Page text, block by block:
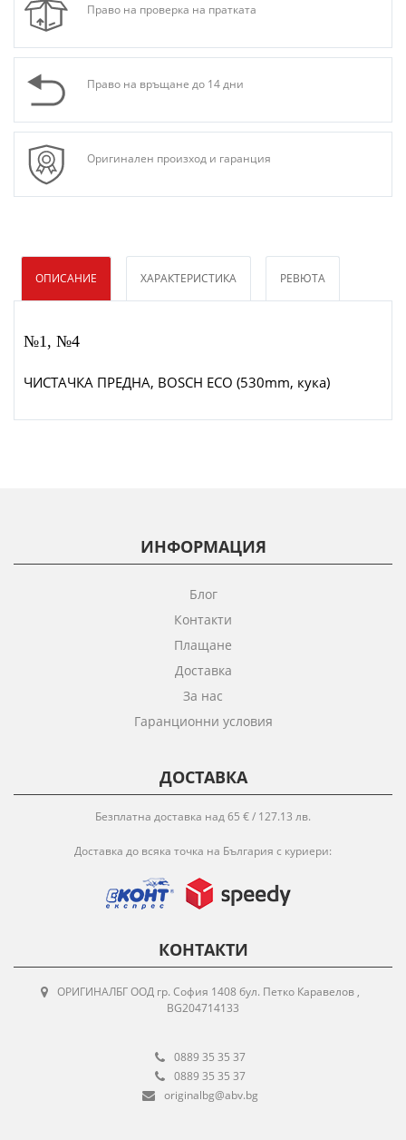
Право на проверка на пратката
Право на връщане до 14 дни
Оригинален произход и гаранция
ОПИСАНИЕ ХАРАКТЕРИСТИКА РЕВЮТА
№1, №4
ЧИСТАЧКА ПРЕДНА, BOSCH ECO (530mm, кука)
ИНФОРМАЦИЯ
Блог
Контакти
Плащане
Доставка
За нас
Гаранционни условия
ДОСТАВКА
Безплатна доставка над 65 € / 127.13 лв.
Доставка до всяка точка на България с куриери:
КОНТАКТИ
ОРИГИНАЛБГ ООД гр. София 1408 бул. Петко Каравелов ,
BG204714133
0889 35 35 37
0889 35 35 37
originalbg@abv.bg